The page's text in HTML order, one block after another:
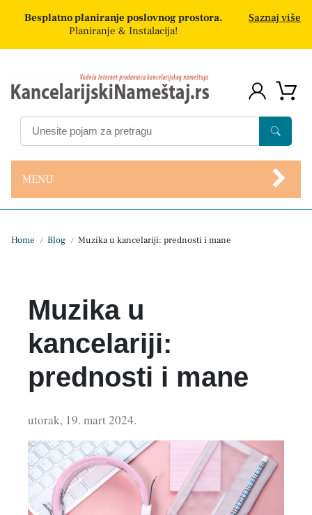
Besplatno planiranje poslovnog prostora.
Planiranje & Instalacija!
Saznaj više
MENU
Home / Blog / Muzika u kancelariji: prednosti i mane
Muzika u
kancelariji:
prednosti i mane
utorak, 19. mart 2024.